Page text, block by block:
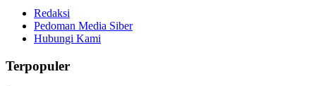
Redaksi
Pedoman Media Siber
Hubungi Kami
Terpopuler